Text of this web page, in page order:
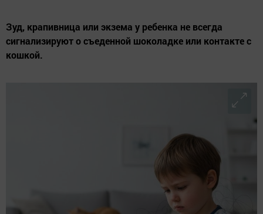
Зуд, крапивница или экзема у ребенка не всегда
сигнализируют о съеденной шоколадке или контакте с
кошкой.